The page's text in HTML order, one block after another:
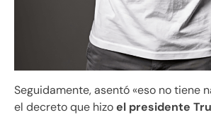
Seguidamente, asentó «eso no tiene
el decreto que hizoel presidente